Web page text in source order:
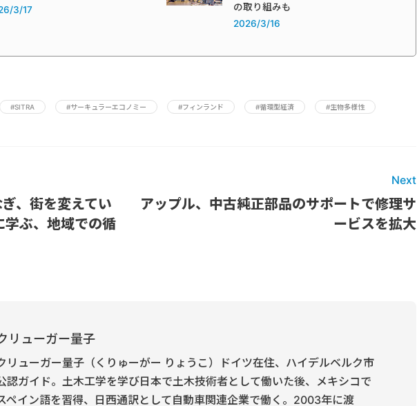
3/17
の取り組みも
2026/3/16
#SITRA #サーキュラーエコノミー #フィンランド #循環型経済 #生物多様性
、街を変えてい
学ぶ、地域での循
Next
アップル、中古純正部品のサポートで修理サ
ービスを拡大
リューガー量子
リューガー量子（くりゅーがー りょうこ）ドイツ在住、ハイデルベルク市
認ガイド。土木工学を学び日本で土木技術者として働いた後、メキシコで
ペイン語を習得、日西通訳として自動車関連企業で働く。2003年に渡